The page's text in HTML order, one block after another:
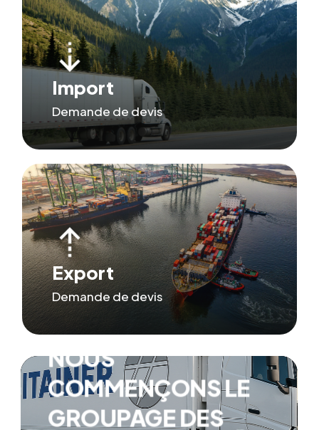
Import
Demande de devis
Export
Demande de devis
NOUS
COMMENÇONS LE
GROUPAGE DES